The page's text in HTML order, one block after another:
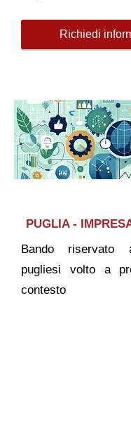
Richiedi
PUGLIA -
Bando riservato
pugliesi volto a
contesto